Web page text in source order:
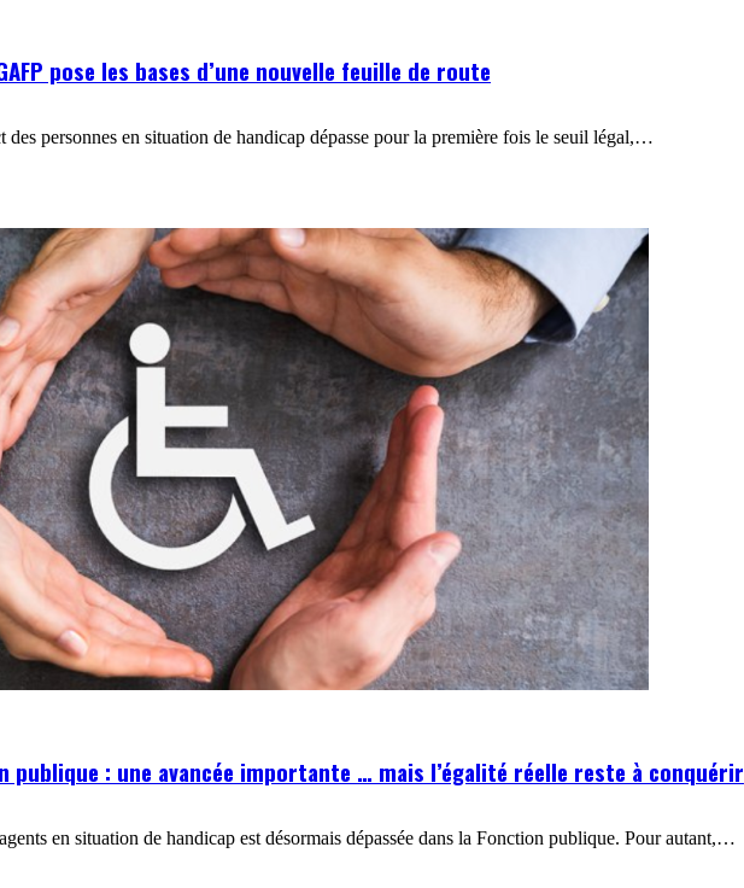
pose les bases d’une nouvelle feuille de route
des personnes en situation de handicap dépasse pour la première fois le seuil légal,…
publique : une avancée importante … mais l’égalité réelle reste à conquérir
en situation de handicap est désormais dépassée dans la Fonction publique. Pour autant,…